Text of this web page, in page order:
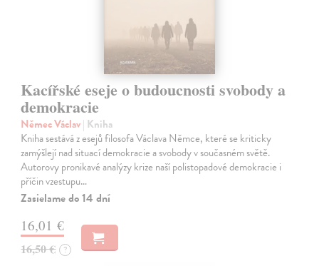
Kacířské eseje o budoucnosti svobody a
demokracie
Němec Václav| Kniha
Kniha sestává z esejů filosofa Václava Němce, které se kriticky
zamýšlejí nad situací demokracie a svobody v současném světě.
Autorovy pronikavé analýzy krize naší polistopadové demokracie i
příčin vzestupu…
Zasielame do 14 dní
16,01 €
16,50 € ?